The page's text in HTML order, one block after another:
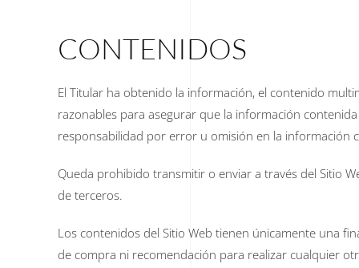
CONTENIDOS
El Titular ha obtenido la información, el contenido
razonables para asegurar que la información
responsabilidad por error u omisión en la información
Queda prohibido transmitir o enviar a través del Sitio
de terceros.
Los contenidos del Sitio Web tienen únicamente una
de compra ni recomendación para realizar cualquier